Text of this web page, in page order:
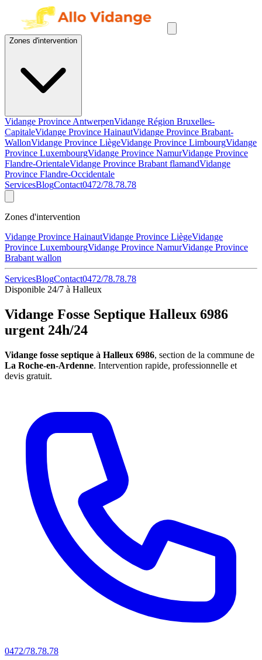
Zones d'intervention
Vidange Province AntwerpenVidange Région Bruxelles-
CapitaleVidange Province HainautVidange Province Brabant-
WallonVidange Province LiègeVidange Province LimbourgVidange
Province LuxembourgVidange Province NamurVidange Province
Flandre-OrientaleVidange Province Brabant flamandVidange
Province Flandre-Occidentale
ServicesBlogContact0472/78.78.78
Zones d'intervention
Vidange Province HainautVidange Province LiègeVidange
Province LuxembourgVidange Province NamurVidange Province
Brabant wallon
ServicesBlogContact0472/78.78.78
Disponible 24/7 à Halleux
Vidange Fosse Septique Halleux 6986
urgent 24h/24
Vidange fosse septique à Halleux 6986, section de la commune de
La Roche-en-Ardenne. Intervention rapide, professionnelle et
devis gratuit.
0472/78.78.78